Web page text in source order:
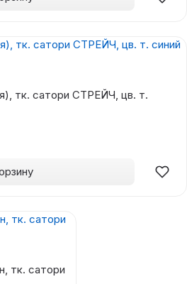
тк. сатори СТРЕЙЧ, цв. т.
тк. сатори